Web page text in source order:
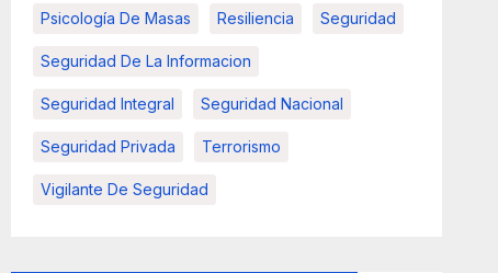
Psicología De Masas Resiliencia Seguridad
Seguridad De La Informacion
Seguridad Integral Seguridad Nacional
Seguridad Privada Terrorismo
Vigilante De Seguridad